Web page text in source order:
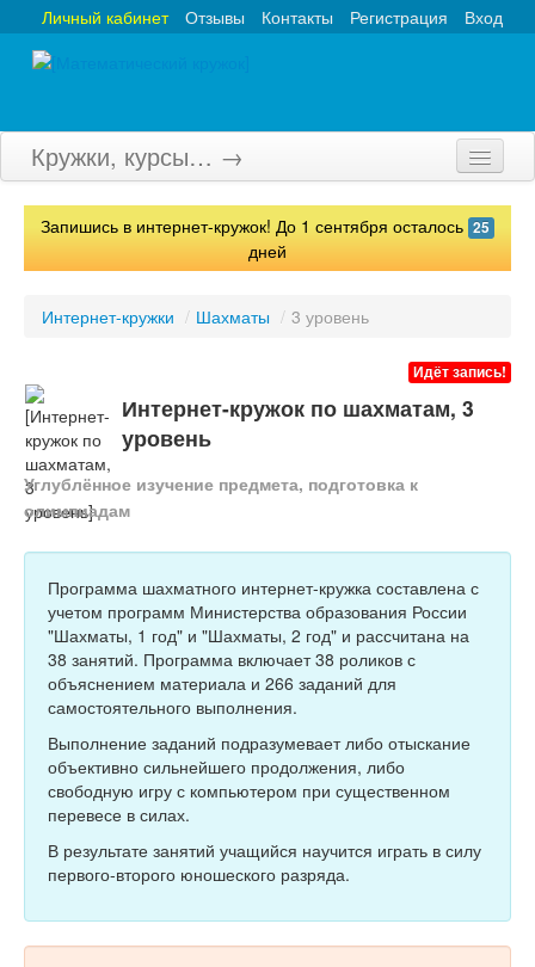
Вход
Регистрация
Контакты
Отзывы
Личный кабинет
Кружки, курсы… →
Главная
Турниры
Конкурсы
Вебинары
Книги
Игры
Учитель
Запишись в интернет-кружок! До 1 сентября осталось 25
дней
Интернет-кружки / Шахматы / 3 уровень
Идёт запись!
Интернет-кружок по шахматам, 3
уровень
Углублённое изучение предмета, подготовка к
олимпиадам
Программа шахматного интернет-кружка составлена с
учетом программ Министерства образования России
"Шахматы, 1 год" и "Шахматы, 2 год" и рассчитана на
38 занятий. Программа включает 38 роликов с
объяснением материала и 266 заданий для
самостоятельного выполнения.
Выполнение заданий подразумевает либо отыскание
объективно сильнейшего продолжения, либо
свободную игру с компьютером при существенном
перевесе в силах.
В результате занятий учащийся научится играть в силу
первого-второго юношеского разряда.